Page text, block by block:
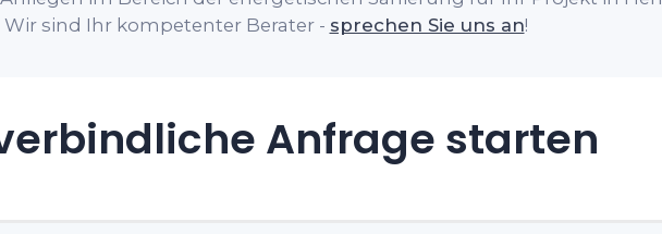
Wir sind Ihr kompetenter Berater - sprechen Sie uns an!
Anfrage starten